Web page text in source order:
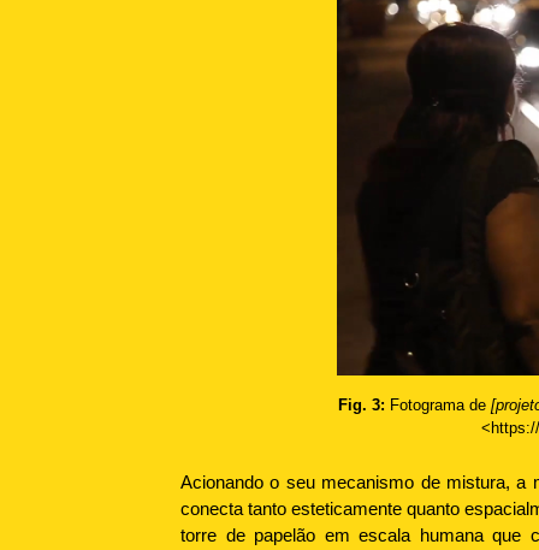
Fig. 3: Fotograma de
Acionando o seu mecanismo de mistura, a
conecta tanto esteticamente quanto
torre de papelão em escala humana que